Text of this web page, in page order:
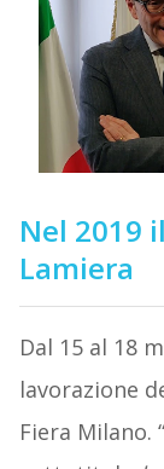
Nel 2019
Lamiera
Dal 15 al 18
lavorazione
Fiera Milano.